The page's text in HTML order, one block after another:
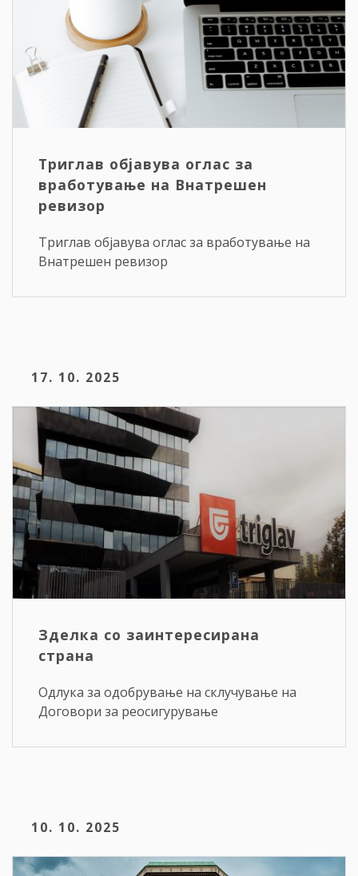
Триглав објавува оглас за
вработување на Внатрешен
ревизор
Триглав објавува оглас за вработување на
Внатрешен ревизор
17. 10. 2025
Зделка со заинтересирана
страна
Одлука за одобрување на склучување на
Договори за реосигурување
10. 10. 2025